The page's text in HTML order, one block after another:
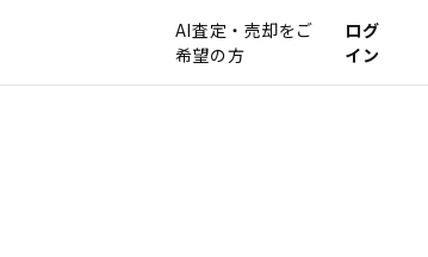
AI査定・売却をご
希望の方
ログ
イン